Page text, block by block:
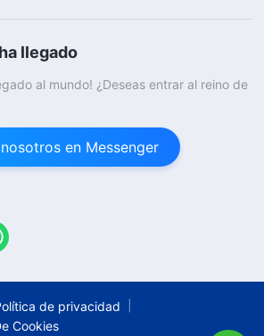
llegado
al mundo! ¿Deseas entrar al reino de
en Messenger
de privacidad
Cookies